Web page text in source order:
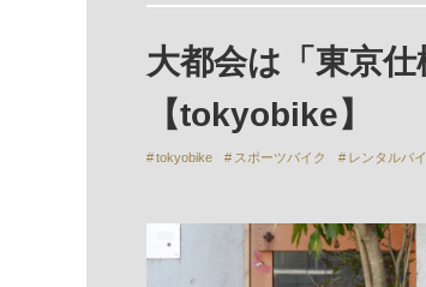
大都会は「東京仕
【tokyobike】
tokyobike スポーツバイク レンタルバ